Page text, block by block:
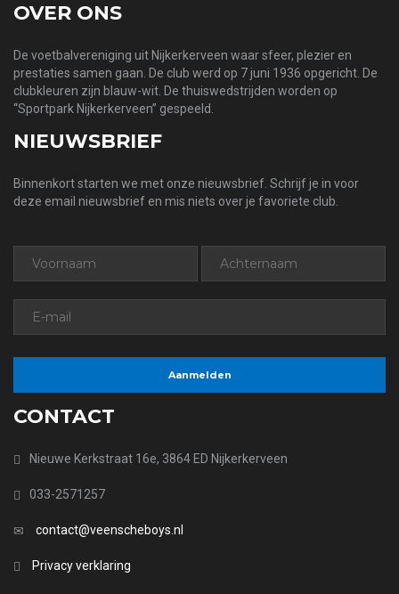
OVER ONS
De voetbalvereniging uit Nijkerkerveen waar sfeer, plezier en
prestaties samen gaan. De club werd op 7 juni 1936 opgericht. De
clubkleuren zijn blauw-wit. De thuiswedstrijden worden op
“Sportpark Nijkerkerveen” gespeeld.
NIEUWSBRIEF
Binnenkort starten we met onze nieuwsbrief. Schrijf je in voor
deze email nieuwsbrief en mis niets over je favoriete club.
CONTACT
Nieuwe Kerkstraat 16e, 3864 ED Nijkerkerveen
033-2571257
contact@veenscheboys.nl
Privacy verklaring